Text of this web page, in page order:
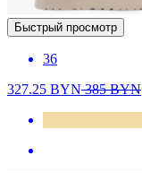
Быстрый просмотр
36
327.25 BYN385BYN